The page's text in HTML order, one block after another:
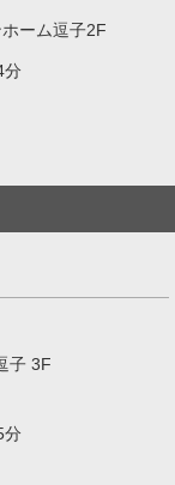
ーム逗子2F
分
子 3F
分